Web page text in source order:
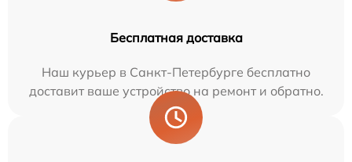
Бесплатная доставка
Наш курьер в Санкт-Петербурге бесплатно
доставит ваше устройство на ремонт и обратно.